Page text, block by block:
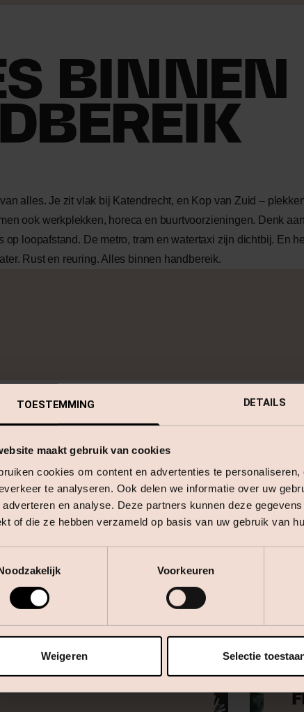
TOESTEMMING DETAILS
maakt gebruik van cookies
cookies om content en advertenties te
te analyseren. Ook delen we informatie over uw
adverteren en analyse. Deze partners kunnen deze
of die ze hebben verzameld op basis van uw gebruik van
Voorkeuren
Weigeren Selectie
BINNEN
alles. Je zit vlak bij Katendrecht, en Kop van Zuid –
ook werkplekken, horeca en buurtvoorzieningen. Denk
op loopafstand. De metro, tram en watertaxi zijn dichtbij. En
Rust en reuring. Alles binnen handbereik.